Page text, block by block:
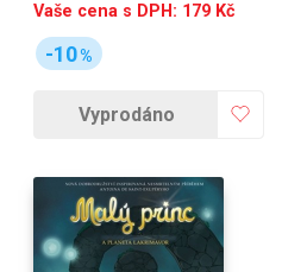
Vaše cena s DPH: 179 Kč
-10%
Vyprodáno